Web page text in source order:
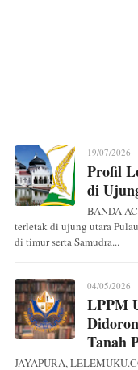
19/07/2026
Profil
di
BANDA
terletak di ujung utara
di timur serta Samudra...
04/05/2026
LPPM
Tanah
JAYAPURA,